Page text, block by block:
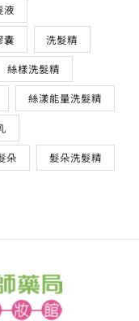
液
囊 洗髮精
絲樣洗髮精
絲漾能量洗髮精
朵 髮朵洗髮精